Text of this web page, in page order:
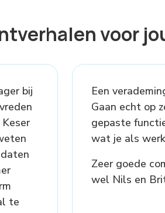
voor
bij
te
Een
Gaan echt op
gepaste
wat je als
Zeer goede
wel Nils en